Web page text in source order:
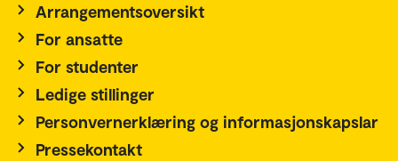
Arrangementsoversikt
For ansatte
For studenter
Ledige stillinger
Personvernerklæring og informasjonskapslar
Pressekontakt